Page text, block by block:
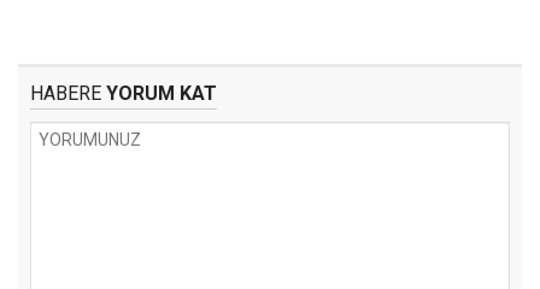
HABERE YORUM KAT